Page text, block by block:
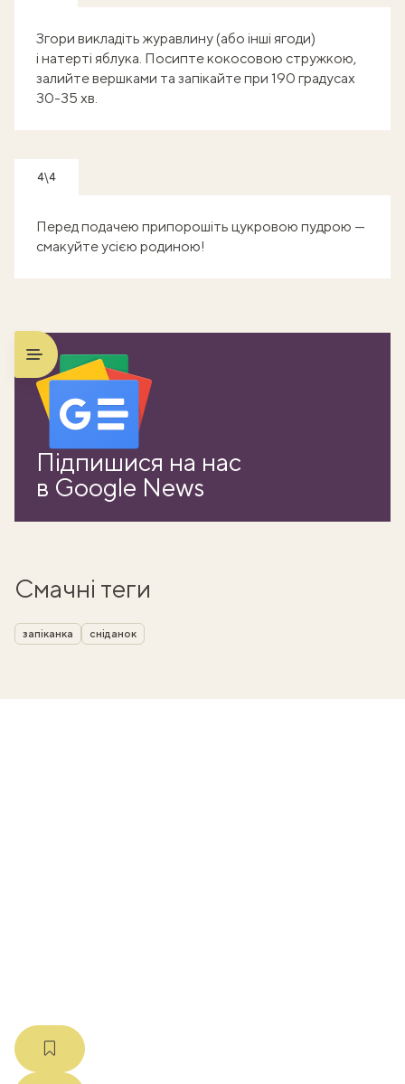
Згори викладіть журавлину (або інші ягоди)
і натерті яблука. Посипте кокосовою стружкою,
залийте вершками та запікайте при 190 градусах
30-35 хв.
4\4
Перед подачею припорошіть цукровою пудрою —
смакуйте усією родиною!
Підпишися на нас
в Google News
Смачні теги
запіканка сніданок